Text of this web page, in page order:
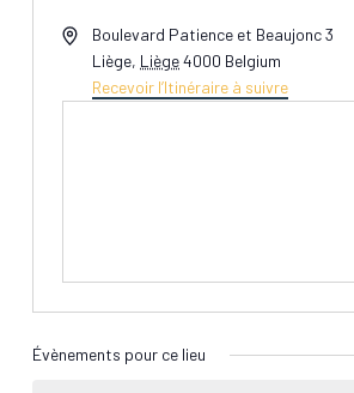
AdresseBoulevard Patience et Beaujonc 3
Liège, Liège4000 Belgium
Recevoir l’Itinéraire à suivre
Évènements pour ce lieu